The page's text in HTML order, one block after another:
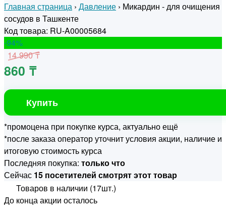
Главная страница › Давление › Микардин - для очищения
сосудов в Ташкенте
Код товара: RU-A00005684
-94%
14 990 ₸
860 ₸
Купить
*промоцена при покупке курса, актуально ещё
*после заказа оператор уточнит условия акции, наличие и
итоговую стоимость курса
Последняя покупка: только что
Сейчас 15 посетителей смотрят этот товар
Товаров в наличии (17шт.)
До конца акции осталось